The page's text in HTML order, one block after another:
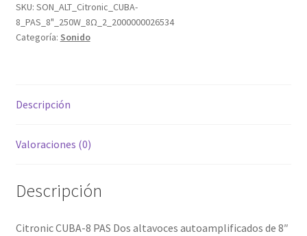
altavoces
autoamplificados
de
y
cantidad
SKU: SON_ALT_Citronic_CUBA-
8_PAS_8"_250W_8Ω_2_2000000026534
Categoría: Sonido
Descripción
Valoraciones (0)
Descripción
Citronic CUBA-8 PAS Dos altavoces autoamplificados de 8″